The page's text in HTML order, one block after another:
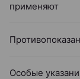
применяют
Особые